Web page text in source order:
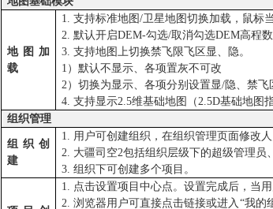
地图加
载
1. 支持标准地图/卫星地图切换加载，鼠标
2. 默认开启DEM-勾选/取消勾选DEM高程
3. 支持地图上切换禁飞限飞区显、隐。
1）默认不显示、各项置灰不可改
2）切换为显示、各项分别设置显/隐、禁
4. 支持显示2.5维基础地图（2.5D基础地图
组织管理
组织创
建
1. 用户可创建组织，在组织管理页面修改
2. 大疆司空2包括组织层级下的超级管理员
3. 组织下可创建多个项目。
1. 点击设置项目中心点。设置完成后，当
2. 浏览器用户可直接点击链接或进入“我